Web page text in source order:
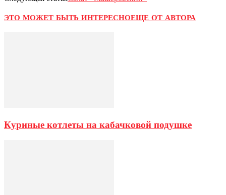
ЭТО МОЖЕТ БЫТЬ ИНТЕРЕСНОЕЩЕ ОТ АВТОРА
Куриные котлеты на кабачковой подушке